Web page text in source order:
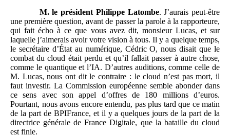
M. le président Philippe Latombe. J’aurais peut-être
une première question, avant de passer la parole à la rapporteure,
qui fait écho à ce que vous avez dit, monsieur Lucas, et sur
laquelle j’aimerais avoir votre vision à tous. Il y a quelque temps,
le secrétaire d’État au numérique, Cédric O, nous disait que le
combat du cloud était perdu et qu’il fallait passer à autre chose,
comme le quantique et l’IA. D’autres auditions, comme celle de
M. Lucas, nous ont dit le contraire : le cloud n’est pas mort, il
faut investir. La Commission européenne semble abonder dans
ce sens avec son appel d’offres de 180 millions d’euros.
Pourtant, nous avons encore entendu, pas plus tard que ce matin
de la part de BPIFrance, et il y a quelques jours de la part de la
directrice générale de France Digitale, que la bataille du cloud
est finie.